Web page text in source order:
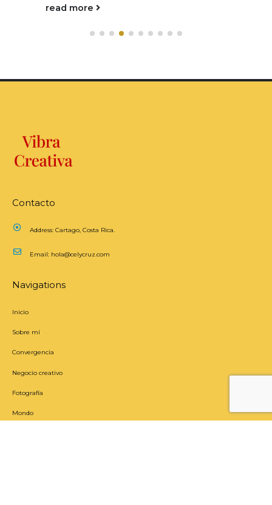
read more
Contacto
Address: Cartago, Costa Rica.
Email: hola@celycruz.com
Navigations
Inicio
Sobre mí
Convergencia
Negocio creativo
Fotografía
Mondo